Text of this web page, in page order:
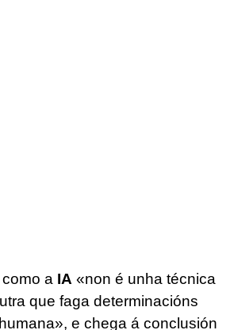
a IA «non é unha técnica
que faga determinacións
e chega á conclusión